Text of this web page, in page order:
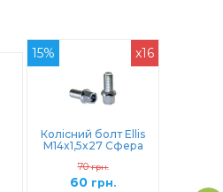
15%
Колісний болт Ellis
M14x1,5x27 Сфера
(B950)
70грн.
60 грн.
x16